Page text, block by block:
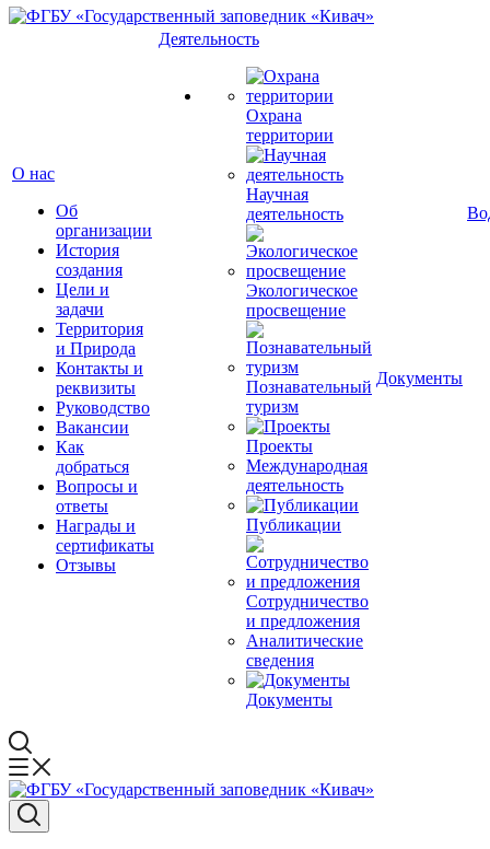
О нас
Об
организации
История
создания
Цели и
задачи
Территория
и Природа
Контакты и
реквизиты
Руководство
Вакансии
Как
добраться
Вопросы и
ответы
Награды и
сертификаты
Отзывы
Деятельность
Охрана
территории
Научная
деятельность
Экологическое
просвещение
Познавательный
туризм
Проекты
Международная
деятельность
Публикации
Сотрудничество
и предложения
Аналитические
сведения
Документы
Документы